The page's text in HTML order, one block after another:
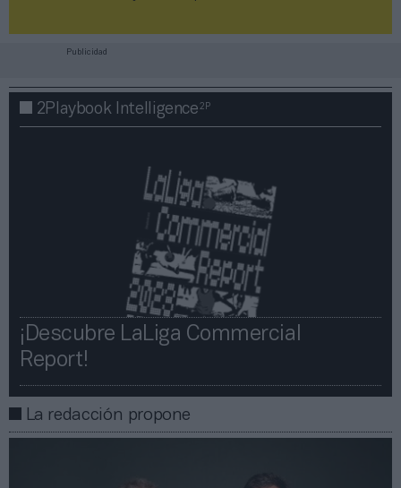
Publicidad
2Playbook Intelligence2P
¡Descubre LaLiga Commercial
Report!​​
La redacción propone